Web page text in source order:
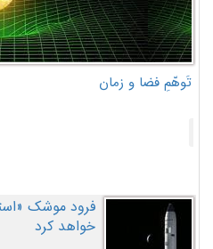
تَوهّمِ فضا و زمان
فرود موشک
خواهد کرد